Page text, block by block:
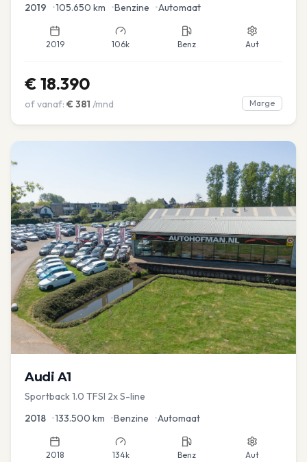
2019 •105.650 km •Benzine •Automaat
2019 106k Benz Aut
€ 18.390
of vanaf: € 381 /mnd Marge
Audi A1
Sportback 1.0 TFSI 2x S-line
2018 •133.500 km •Benzine •Automaat
2018 134k Benz Aut